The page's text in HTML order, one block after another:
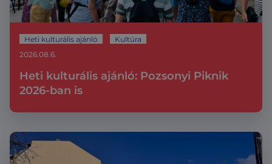
Heti kulturális ajánló Kultúra
Heti kulturális ajánló: Pozsonyi Piknik
2026-ban is
2026.08.6.